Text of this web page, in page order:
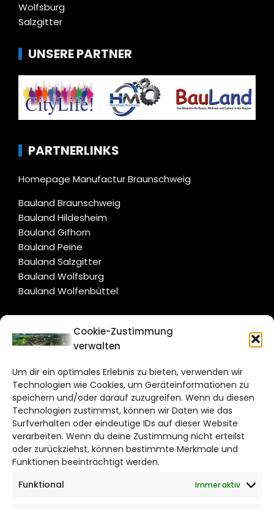
Cookie-Zustimmung
verwalten
Um dir ein optimales Erlebnis zu bieten, verwenden wir
Technologien wie Cookies, um Geräteinformationen zu
speichern und/oder darauf zuzugreifen. Wenn du diesen
Technologien zustimmst, können wir Daten wie das
Surfverhalten oder eindeutige IDs auf dieser Website
verarbeiten. Wenn du deine Zustimmung nicht erteilst
oder zurückziehst, können bestimmte Merkmale und
Funktionen beeinträchtigt werden.
Funktional
Immer aktiv
Wolfsburg
Salzgitter
UNSERE PARTNER
PARTNERLINKS
Homepage Manufactur Braunschweig
Bauland Braunschweig
Bauland Hildesheim
Bauland Gifhorn
Bauland Peine
Bauland Salzgitter
Bauland Wolfsburg
Bauland Wolfenbüttel
CITYLIFE!
Bruchtorwall 12
38100 Braunschweig
Telefon: 0531 387220 – 65
DAS STADTMAGAZIN FÜR
SALZGITTER
Impressum